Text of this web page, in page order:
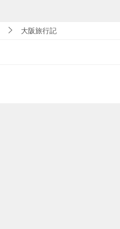
大阪旅行記